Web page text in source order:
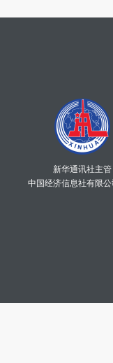
新华通讯社主管
中国经济信息社有限